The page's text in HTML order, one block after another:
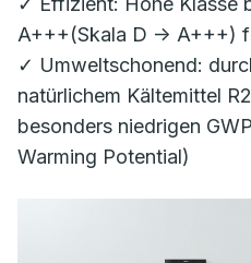
A+++(Skala D -> A+++)
✓ Umweltschonend:
natürlichem Kältemittel
besonders niedrigen
Warming Potential)